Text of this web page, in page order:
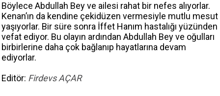
Böylece Abdullah Bey ve ailesi rahat bir nefes alıyorlar.
Kenan’ın da kendine çekidüzen vermesiyle mutlu mesut
yaşıyorlar. Bir süre sonra İffet Hanım hastalığı yüzünden
vefat ediyor. Bu olayın ardından Abdullah Bey ve oğulları
birbirlerine daha çok bağlanıp hayatlarına devam
ediyorlar.
Editör: Firdevs AÇAR